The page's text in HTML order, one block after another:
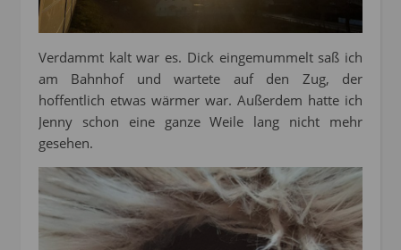
Verdammt kalt war es. Dick eingemummelt saß ich
am Bahnhof und wartete auf den Zug, der
hoffentlich etwas wärmer war. Außerdem hatte ich
Jenny schon eine ganze Weile lang nicht mehr
gesehen.